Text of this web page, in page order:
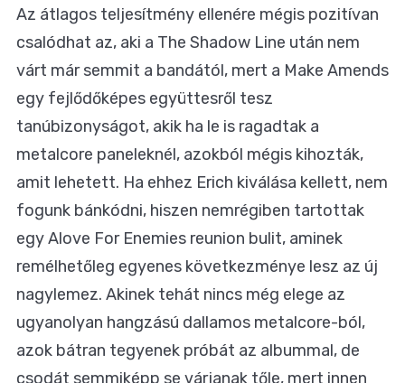
Az átlagos teljesítmény ellenére mégis pozitívan
csalódhat az, aki a The Shadow Line után nem
várt már semmit a bandától, mert a Make Amends
egy fejlődőképes együttesről tesz
tanúbizonyságot, akik ha le is ragadtak a
metalcore paneleknél, azokból mégis kihozták,
amit lehetett. Ha ehhez Erich kiválása kellett, nem
fogunk bánkódni, hiszen nemrégiben tartottak
egy Alove For Enemies reunion bulit, aminek
remélhetőleg egyenes következménye lesz az új
nagylemez. Akinek tehát nincs még elege az
ugyanolyan hangzású dallamos metalcore-ból,
azok bátran tegyenek próbát az albummal, de
csodát semmiképp se várjanak tőle, mert innen